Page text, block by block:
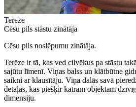
Terēze
Cēsu pils stāstu zinātāja
Cēsu pils noslēpumu zinātāja.
Terēze ir tā, kas ved cilvēkus pa stāstu
sajūtu līmenī. Viņas balss un klātbūtne
saikni ar klausītāju. Viņa dalās savā
detaļās, kas piešķir katram objektam
dimensiju.